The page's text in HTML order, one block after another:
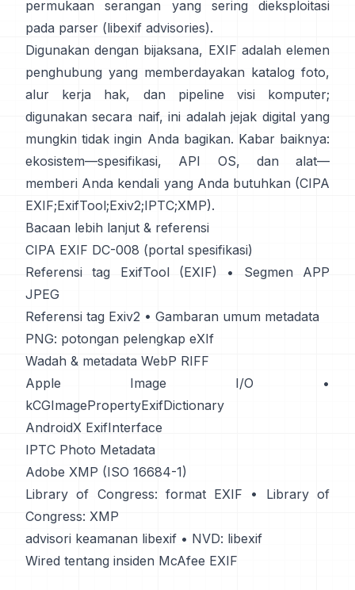
permukaan serangan yang sering dieksploitasi
pada parser (libexif advisories).
Digunakan dengan bijaksana, EXIF adalah elemen
penghubung yang memberdayakan katalog foto,
alur kerja hak, dan pipeline visi komputer;
digunakan secara naif, ini adalah jejak digital yang
mungkin tidak ingin Anda bagikan. Kabar baiknya:
ekosistem—spesifikasi, API OS, dan alat—
memberi Anda kendali yang Anda butuhkan (CIPA
EXIF;ExifTool;Exiv2;IPTC;XMP).
Bacaan lebih lanjut & referensi
CIPA EXIF DC-008 (portal spesifikasi)
Referensi tag ExifTool (EXIF) •
Segmen APP
JPEG
Referensi tag Exiv2 • Gambaran umum metadata
PNG: potongan pelengkap eXIf
Wadah & metadata WebP RIFF
Apple Image I/O •
kCGImagePropertyExifDictionary
AndroidX ExifInterface
IPTC Photo Metadata
Adobe XMP (ISO 16684-1)
Library of Congress: format EXIF
•
Library of
Congress: XMP
advisori keamanan libexif • NVD: libexif
Wired tentang insiden McAfee EXIF